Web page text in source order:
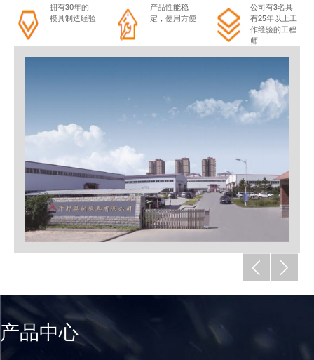
人，技师20余人。公司建有完整的CAD图形系统，采用
CAD/CAM联网运行，实行微机系统化管理。
公司制定了《挤出模具设计标准》、《挤出模具检验标准》、
《挤出模具工艺标准》，并在国家相关部门备案，在生产设计
拥有30年的
模具制造经验
产品性能稳
定，使用方便
公司有3名具
有25年以上工
作经验的工程
师
产品中心